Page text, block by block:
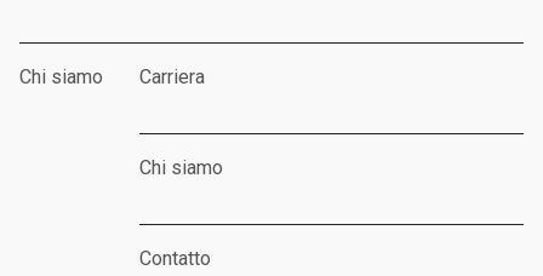
Chi siamo Carriera
Chi siamo
Contatto